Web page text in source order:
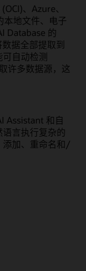
、Azure、
本地文件、电子
Database 的
据全部提取到
自动检测
许多数据源，这
Assistant 和自
言执行复杂的
添加、重命名和/